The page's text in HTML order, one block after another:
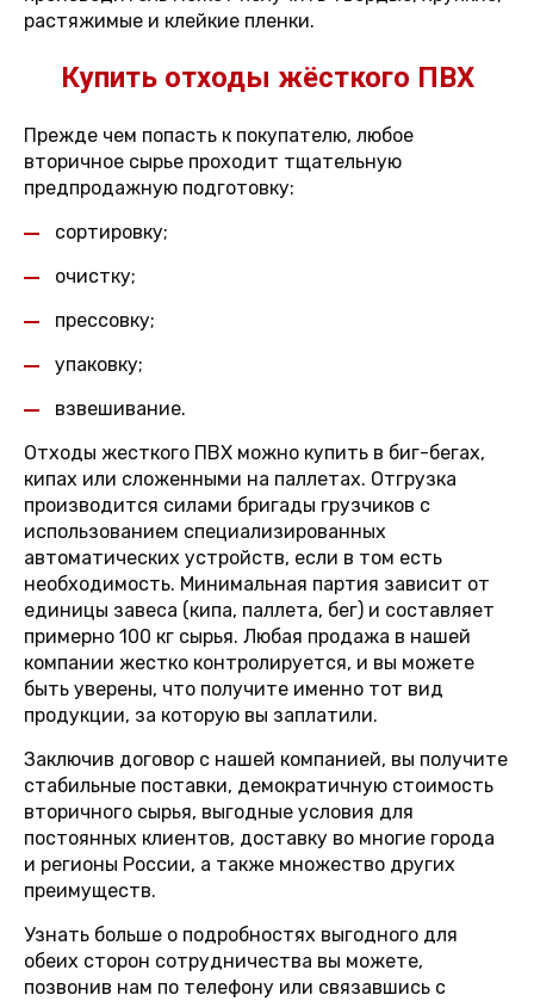
растяжимые и клейкие пленки.
Купить отходы жёсткого ПВХ
Прежде чем попасть к покупателю, любое
вторичное сырье проходит тщательную
предпродажную подготовку:
сортировку;
очистку;
прессовку;
упаковку;
взвешивание.
Отходы жесткого ПВХ можно купить в биг-бегах,
кипах или сложенными на паллетах. Отгрузка
производится силами бригады грузчиков с
использованием специализированных
автоматических устройств, если в том есть
необходимость. Минимальная партия зависит от
единицы завеса (кипа, паллета, бег) и составляет
примерно 100 кг сырья. Любая продажа в нашей
компании жестко контролируется, и вы можете
быть уверены, что получите именно тот вид
продукции, за которую вы заплатили.
Заключив договор с нашей компанией, вы получите
стабильные поставки, демократичную стоимость
вторичного сырья, выгодные условия для
постоянных клиентов, доставку во многие города
и регионы России, а также множество других
преимуществ.
Узнать больше о подробностях выгодного для
обеих сторон сотрудничества вы можете,
позвонив нам по телефону или связавшись с